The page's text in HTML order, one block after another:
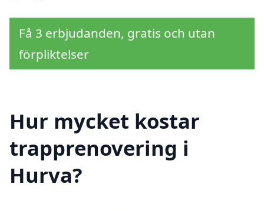
Få 3 erbjudanden, gratis och utan
förpliktelser
Hur mycket kostar
trapprenovering i
Hurva?